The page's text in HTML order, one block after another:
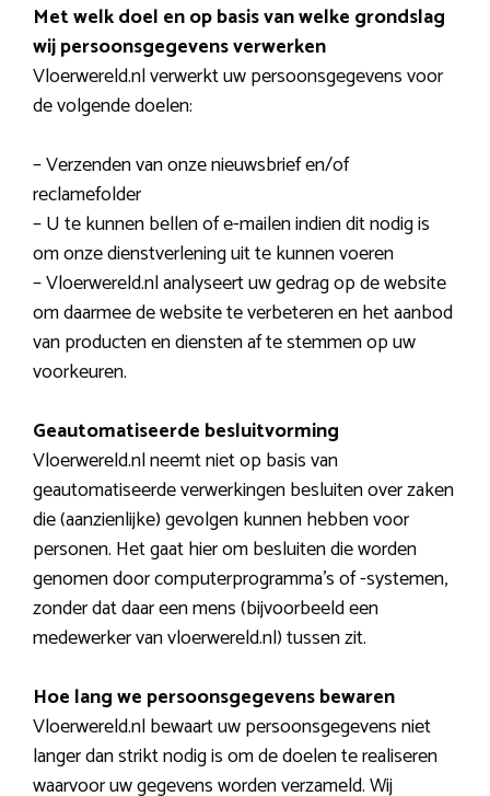
Met welk doel en op basis van welke grondslag
wij persoonsgegevens verwerken
Vloerwereld.nl verwerkt uw persoonsgegevens voor
de volgende doelen:
– Verzenden van onze nieuwsbrief en/of
reclamefolder
– U te kunnen bellen of e-mailen indien dit nodig is
om onze dienstverlening uit te kunnen voeren
– Vloerwereld.nl analyseert uw gedrag op de website
om daarmee de website te verbeteren en het aanbod
van producten en diensten af te stemmen op uw
voorkeuren.
Geautomatiseerde besluitvorming
Vloerwereld.nl neemt niet op basis van
geautomatiseerde verwerkingen besluiten over zaken
die (aanzienlijke) gevolgen kunnen hebben voor
personen. Het gaat hier om besluiten die worden
genomen door computerprogramma’s of -systemen,
zonder dat daar een mens (bijvoorbeeld een
medewerker van vloerwereld.nl) tussen zit.
Hoe lang we persoonsgegevens bewaren
Vloerwereld.nl bewaart uw persoonsgegevens niet
langer dan strikt nodig is om de doelen te realiseren
waarvoor uw gegevens worden verzameld. Wij